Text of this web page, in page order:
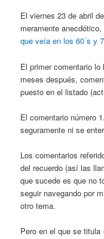
El viernes 23 de abril
meramente
que veía en los 60´s y
El primer comentario
meses después,
puesto en el listado
El comentario número
seguramente ni se
Los comentarios
del recuerdo (así las
que sucede es que no
seguir navegando por
otro tema.
Pero en el que se titula